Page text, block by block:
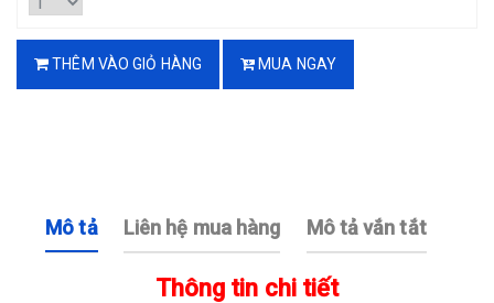
THÊM VÀO GIỎ HÀNG MUA NGAY
Mô tả Liên hệ mua hàng Mô tả vắn tắt
Thông tin chi tiết